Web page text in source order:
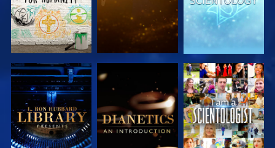
VERKEN DE
SERIE
VERKEN DE
SERIE
KIJK